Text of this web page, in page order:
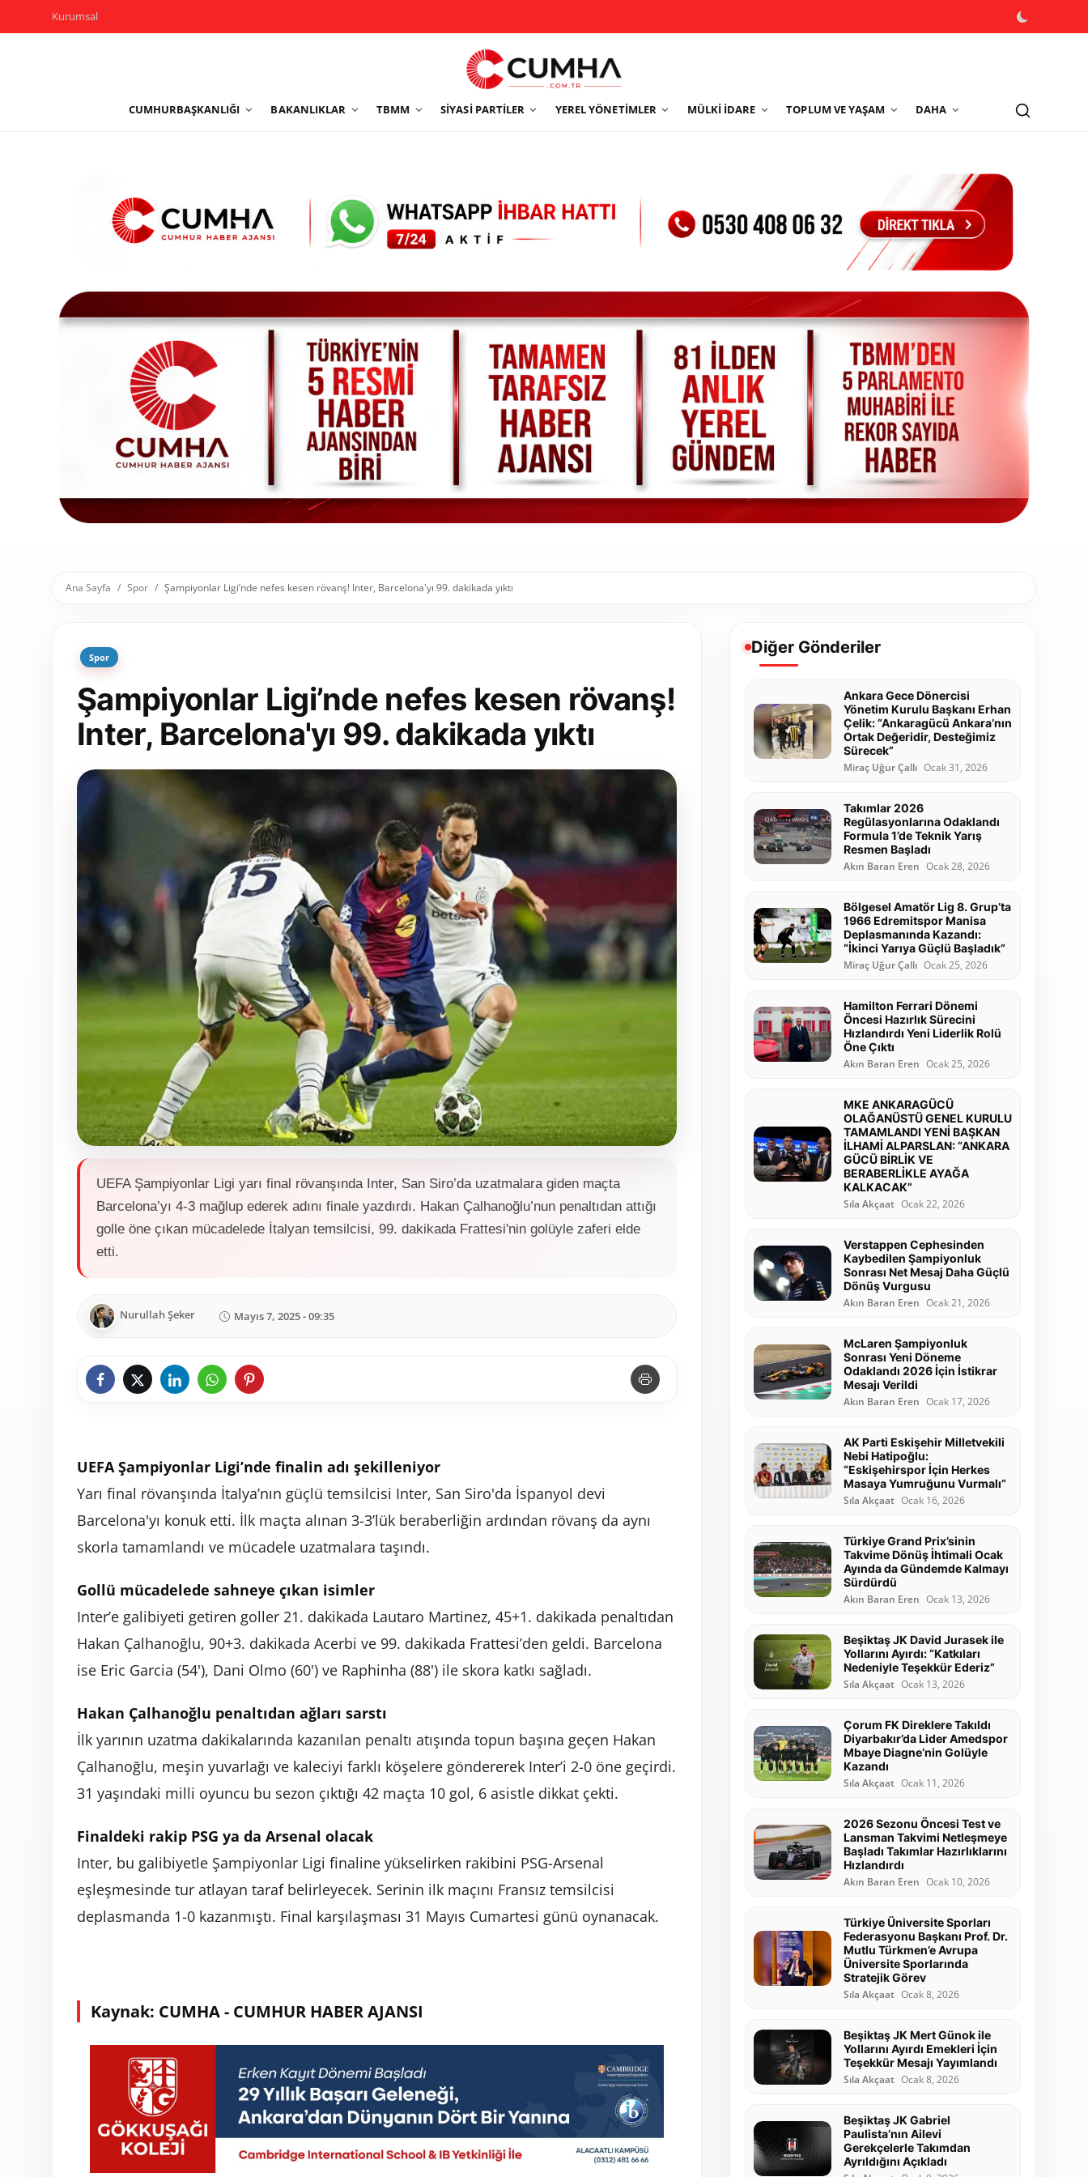
Kurumsal
CUMHURBAŞKANLIĞI BAKANLIKLAR TBMM SIYASI PARTILER YEREL YÖNETIMLER MÜLKI İDARE TOPLUM VE YAŞAM DAHA
Yerel Yönetimler
Sivil Toplum Kuruluşları
Kamu Kurumları ve Üst Kurullar
Resmi Reklamlar
Ana Sayfa Spor Şampiyonlar Ligi’nde nefes kesen rövanş! Inter, Barcelona'yı 99. dakikada yıktı
Spor
Şampiyonlar Ligi’nde nefes kesen rövanş!
Inter, Barcelona'yı 99. dakikada yıktı
UEFA Şampiyonlar Ligi yarı final rövanşında Inter, San Siro’da uzatmalara giden maçta
Barcelona’yı 4-3 mağlup ederek adını finale yazdırdı. Hakan Çalhanoğlu’nun penaltıdan attığı
golle öne çıkan mücadelede İtalyan temsilcisi, 99. dakikada Frattesi'nin golüyle zaferi elde
etti.
Nurullah Şeker Mayıs 7, 2025 - 09:35
UEFA Şampiyonlar Ligi’nde finalin adı şekilleniyor
Yarı final rövanşında İtalya’nın güçlü temsilcisi Inter, San Siro'da İspanyol devi
Barcelona'yı konuk etti. İlk maçta alınan 3-3’lük beraberliğin ardından rövanş da aynı
skorla tamamlandı ve mücadele uzatmalara taşındı.
Gollü mücadelede sahneye çıkan isimler
Inter’e galibiyeti getiren goller 21. dakikada Lautaro Martinez, 45+1. dakikada penaltıdan
Hakan Çalhanoğlu, 90+3. dakikada Acerbi ve 99. dakikada Frattesi’den geldi. Barcelona
ise Eric Garcia (54'), Dani Olmo (60') ve Raphinha (88') ile skora katkı sağladı.
Hakan Çalhanoğlu penaltıdan ağları sarstı
İlk yarının uzatma dakikalarında kazanılan penaltı atışında topun başına geçen Hakan
Çalhanoğlu, meşin yuvarlağı ve kaleciyi farklı köşelere göndererek Inter’i 2-0 öne geçirdi.
31 yaşındaki milli oyuncu bu sezon çıktığı 42 maçta 10 gol, 6 asistle dikkat çekti.
Finaldeki rakip PSG ya da Arsenal olacak
Inter, bu galibiyetle Şampiyonlar Ligi finaline yükselirken rakibini PSG-Arsenal
eşleşmesinde tur atlayan taraf belirleyecek. Serinin ilk maçını Fransız temsilcisi
deplasmanda 1-0 kazanmıştı. Final karşılaşması 31 Mayıs Cumartesi günü oynanacak.
Kaynak: CUMHA - CUMHUR HABER AJANSI
Diğer Gönderiler
Ankara Gece Dönercisi
Yönetim Kurulu Başkanı Erhan
Çelik: “Ankaragücü Ankara’nın
Ortak Değeridir, Desteğimiz
Sürecek”
Miraç Uğur Çallı Ocak 31, 2026
Takımlar 2026
Regülasyonlarına Odaklandı
Formula 1’de Teknik Yarış
Resmen Başladı
Akın Baran Eren Ocak 28, 2026
Bölgesel Amatör Lig 8. Grup’ta
1966 Edremitspor Manisa
Deplasmanında Kazandı:
“İkinci Yarıya Güçlü Başladık”
Miraç Uğur Çallı Ocak 25, 2026
Hamilton Ferrari Dönemi
Öncesi Hazırlık Sürecini
Hızlandırdı Yeni Liderlik Rolü
Öne Çıktı
Akın Baran Eren Ocak 25, 2026
MKE ANKARAGÜCÜ
OLAĞANÜSTÜ GENEL KURULU
TAMAMLANDI YENİ BAŞKAN
İLHAMİ ALPARSLAN: “ANKARA
GÜCÜ BİRLİK VE
BERABERLİKLE AYAĞA
KALKACAK”
Sıla Akçaat Ocak 22, 2026
Verstappen Cephesinden
Kaybedilen Şampiyonluk
Sonrası Net Mesaj Daha Güçlü
Dönüş Vurgusu
Akın Baran Eren Ocak 21, 2026
McLaren Şampiyonluk
Sonrası Yeni Döneme
Odaklandı 2026 İçin İstikrar
Mesajı Verildi
Akın Baran Eren Ocak 17, 2026
AK Parti Eskişehir Milletvekili
Nebi Hatipoğlu:
“Eskişehirspor İçin Herkes
Masaya Yumruğunu Vurmalı”
Sıla Akçaat Ocak 16, 2026
Türkiye Grand Prix’sinin
Takvime Dönüş İhtimali Ocak
Ayında da Gündemde Kalmayı
Sürdürdü
Akın Baran Eren Ocak 13, 2026
Beşiktaş JK David Jurasek ile
Yollarını Ayırdı: “Katkıları
Nedeniyle Teşekkür Ederiz”
Sıla Akçaat Ocak 13, 2026
Çorum FK Direklere Takıldı
Diyarbakır’da Lider Amedspor
Mbaye Diagne’nin Golüyle
Kazandı
Sıla Akçaat Ocak 11, 2026
2026 Sezonu Öncesi Test ve
Lansman Takvimi Netleşmeye
Başladı Takımlar Hazırlıklarını
Hızlandırdı
Akın Baran Eren Ocak 10, 2026
Türkiye Üniversite Sporları
Federasyonu Başkanı Prof. Dr.
Mutlu Türkmen’e Avrupa
Üniversite Sporlarında
Stratejik Görev
Sıla Akçaat Ocak 8, 2026
Beşiktaş JK Mert Günok ile
Yollarını Ayırdı Emekleri İçin
Teşekkür Mesajı Yayımlandı
Sıla Akçaat Ocak 8, 2026
Beşiktaş JK Gabriel
Paulista’nın Ailevi
Gerekçelerle Takımdan
Ayrıldığını Açıkladı